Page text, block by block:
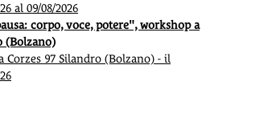
al 09/08/2026
corpo, voce, potere", workshop a
(Bolzano)
Corzes 97 Silandro (Bolzano) - il